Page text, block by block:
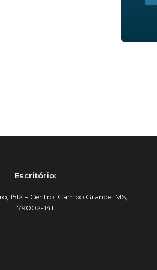
Escritório:
1512 – Centro, Campo Grande MS,
79002-141